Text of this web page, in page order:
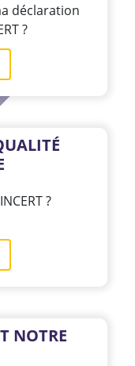
déclaration
?
?
NOTRE